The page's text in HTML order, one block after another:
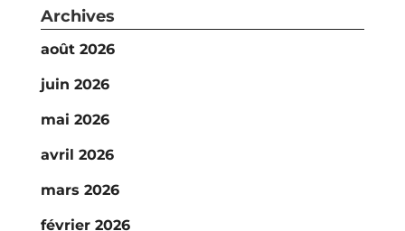
Archives
août 2026
juin 2026
mai 2026
avril 2026
mars 2026
février 2026